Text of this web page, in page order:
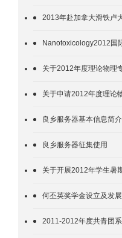
2013年赴加拿大滑铁卢大
Nanotoxicology2012国
关于2012年度理论物理专款资助“
关于申请2012年度理论物理
良乡服务器基本信息简介
良乡服务器征集使用
关于开展2012年学生暑
何丕英奖学金设立及发
2011-2012年度共青团系统“